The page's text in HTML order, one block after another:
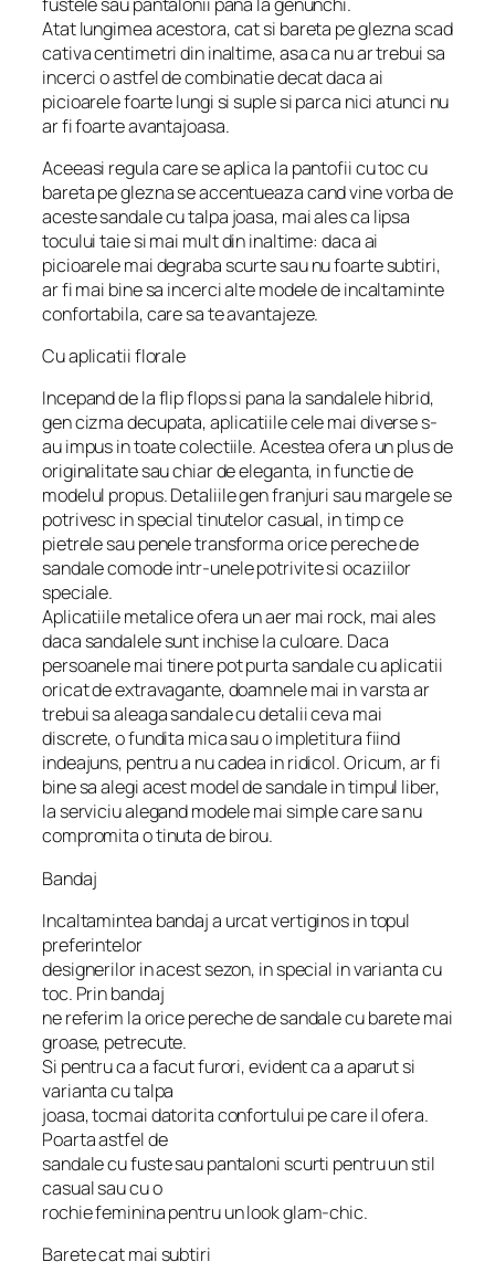
Atat lungimea acestora, cat si bareta pe glezna scad
cativa centimetri din inaltime, asa ca nu ar trebui sa
incerci o astfel de combinatie decat daca ai
picioarele foarte lungi si suple si parca nici atunci nu
ar fi foarte avantajoasa.
Aceeasi regula care se aplica la pantofii cu toc cu
bareta pe glezna se accentueaza cand vine vorba de
aceste sandale cu talpa joasa, mai ales ca lipsa
tocului taie si mai mult din inaltime: daca ai
picioarele mai degraba scurte sau nu foarte subtiri,
ar fi mai bine sa incerci alte modele de incaltaminte
confortabila, care sa te avantajeze.
Cu aplicatii florale
Incepand de la flip flops si pana la sandalele hibrid,
gen cizma decupata, aplicatiile cele mai diverse s-
au impus in toate colectiile. Acestea ofera un plus de
originalitate sau chiar de eleganta, in functie de
modelul propus. Detaliile gen franjuri sau margele se
potrivesc in special tinutelor casual, in timp ce
pietrele sau penele transforma orice pereche de
sandale comode intr-unele potrivite si ocaziilor
speciale.
Aplicatiile metalice ofera un aer mai rock, mai ales
daca sandalele sunt inchise la culoare. Daca
persoanele mai tinere pot purta sandale cu aplicatii
oricat de extravagante, doamnele mai in varsta ar
trebui sa aleaga sandale cu detalii ceva mai
discrete, o fundita mica sau o impletitura fiind
indeajuns, pentru a nu cadea in ridicol. Oricum, ar fi
bine sa alegi acest model de sandale in timpul liber,
la serviciu alegand modele mai simple care sa nu
compromita o tinuta de birou.
Bandaj
Incaltamintea bandaj a urcat vertiginos in topul
preferintelor
designerilor in acest sezon, in special in varianta cu
toc. Prin bandaj
ne referim la orice pereche de sandale cu barete mai
groase, petrecute.
Si pentru ca a facut furori, evident ca a aparut si
varianta cu talpa
joasa, tocmai datorita confortului pe care il ofera.
Poarta astfel de
sandale cu fuste sau pantaloni scurti pentru un stil
casual sau cu o
rochie feminina pentru un look glam-chic.
Barete cat mai subtiri